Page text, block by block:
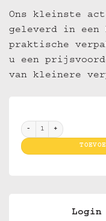
Ons kleinste
geleverd in een
praktische
u een
van kleinere
Purize Extra Slim
Login